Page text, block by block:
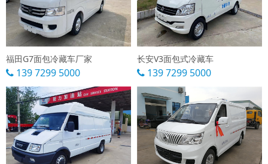
福田G7面包冷藏车厂家
139 7299 5000
长安V3面包式冷藏车
139 7299 5000